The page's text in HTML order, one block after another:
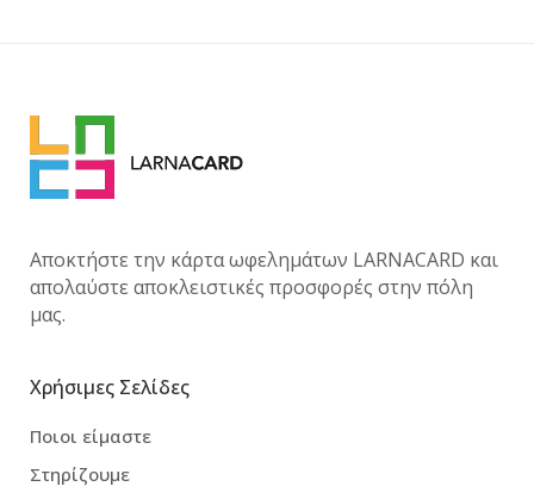
Αποκτήστε την κάρτα ωφελημάτων LARNACARD και
απολαύστε αποκλειστικές προσφορές στην πόλη
μας.
Χρήσιμες Σελίδες
Ποιοι είμαστε
Στηρίζουμε